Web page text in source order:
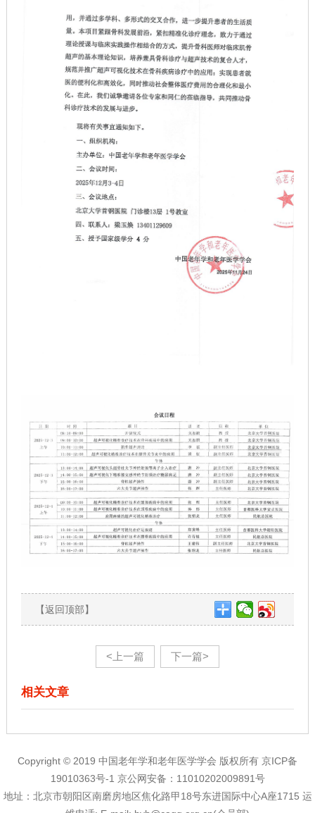
【返回顶部】
<上一篇 下一篇>
相关文章
Copyright © 2019 中国老年学和老年医学学会 版权所有 京ICP备
19010363号-1 京公网安备：11010202009891号
地址：北京市朝阳区南磨房地区焦化路甲18号东进国际中心A座1715 运